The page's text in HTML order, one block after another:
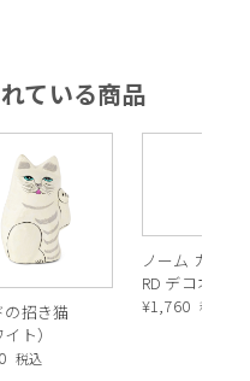
ている商品
の招き猫
イト）
税込
ノーム カラー
RD デコオブジ
¥1,760 税込